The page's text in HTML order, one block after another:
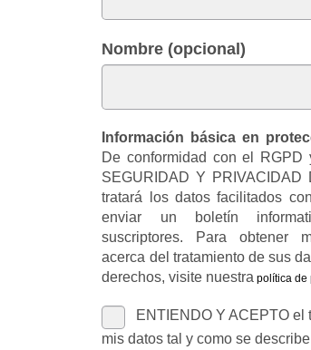
Nombre (opcional)
Información básica en
De conformidad con el RGPD
SEGURIDAD Y PRIVACIDAD
tratará los datos facilitados
enviar un boletín
suscriptores. Para obtener
acerca del tratamiento de sus
derechos, visite nuestra política de
ENTIENDO Y ACEPTO el
mis datos tal y como se